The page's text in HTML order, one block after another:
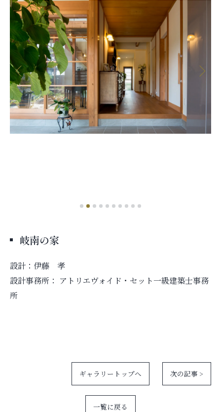
岐南の家
設計：伊藤 孝
設計事務所： アトリエヴォイド・セット一級建築士事務
所
ギャラリートップへ 次の記事 >
一覧に戻る